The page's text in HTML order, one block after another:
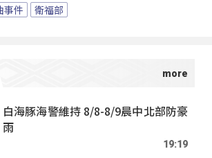
事件 衛福部
白海豚海警維持 8/8-8/9晨中北部防豪
雨
19:19